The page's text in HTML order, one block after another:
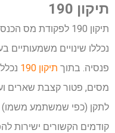
תיקון 190
נכללו שינויים משמעותיים
פנסיה. בתוך תיקון 190
מסים, פטור קצבת שארים
לתקן (כפי שמשתמע משמו)
קודמים הקשורים ישירות